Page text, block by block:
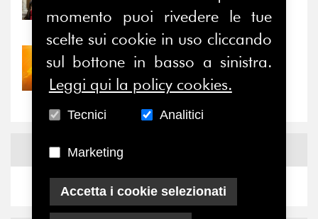
Prima della pausa estiva,
il valore di...
30/07/2026
Nove anni dopo la
“grande cecità”: la...
News
momento puoi rivedere le tue
scelte sui cookie in uso cliccando
sul bottone in basso a sinistra.
Leggi qui la policy cookies.
Tecnici Analitici
Marketing
Accetta i cookie selezionati